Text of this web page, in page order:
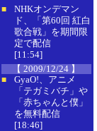
■
NHKオンデマン
ド、「第60回 紅白
歌合戦」を期間限
定で配信
[11:54]
【 2009/12/24 】
■
GyaO!、アニメ
「テガミバチ」や
「赤ちゃんと僕」
を無料配信
[18:46]